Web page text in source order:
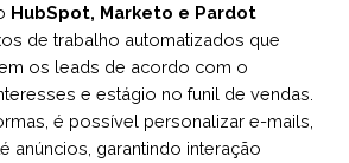
HubSpot, Marketo e Pardot
de trabalho automatizados que
os leads de acordo com o
e estágio no funil de vendas.
é possível personalizar e-mails,
anúncios, garantindo interação